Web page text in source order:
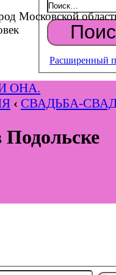
Московской
Расширенный
ОНА.
‹ СВАДЬБА-